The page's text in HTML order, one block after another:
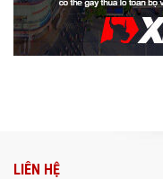
LIÊN HỆ